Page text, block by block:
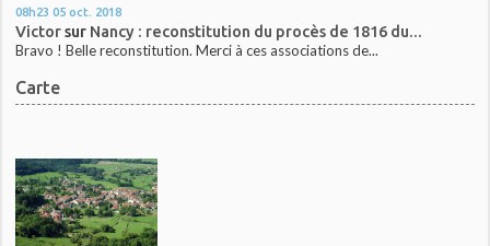
08h23 05 oct. 2018
Victorsur Nancy : reconstitution du procès de 1816 du...
Bravo ! Belle reconstitution. Merci à ces associations de...
Carte